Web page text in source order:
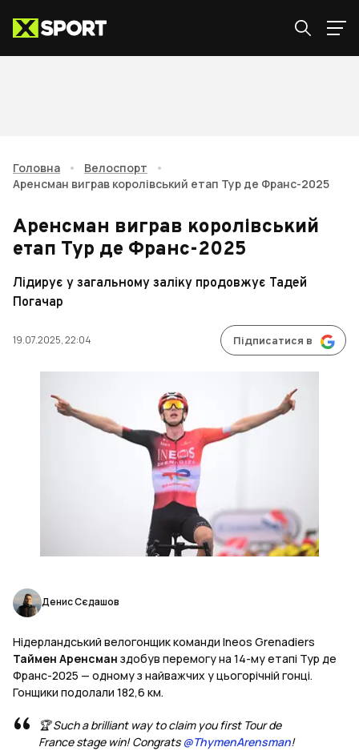
Головна • Велоспорт
•
Аренсман виграв королівський етап Тур де Франс-2025
Аренсман виграв королівський
етап Тур де Франс-2025
Лідирує у загальному заліку продовжує Тадей
Погачар
19.07.2025, 22:04 Підписатися в
Денис Сєдашов
Нідерландський велогонщик команди Ineos Grenadiers
Таймен Аренсман здобув перемогу на 14-му етапі Тур де
Франс-2025 — одному з найважчих у цьогорічній гонці.
Гонщики подолали 182,6 км.
🏆 Such a brilliant way to claim you first Tour de
France stage win! Congrats@ThymenArensman!